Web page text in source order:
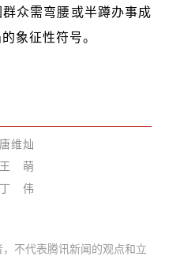
众需弯腰或半蹲办事成
象征性符号。
维灿
王 萌
丁 伟
不代表腾讯新闻的观点和立